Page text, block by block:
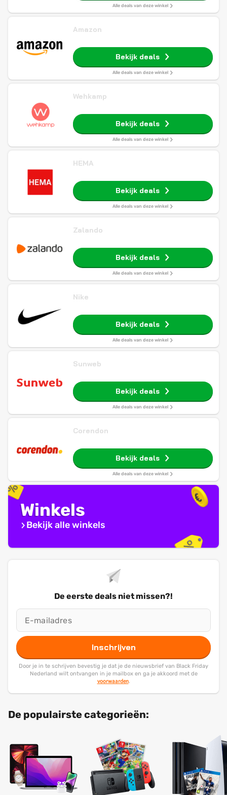
Alle deals van deze winkel
Amazon
Bekijk deals
Alle deals van deze winkel
Wehkamp
Bekijk deals
Alle deals van deze winkel
HEMA
Bekijk deals
Alle deals van deze winkel
Zalando
Bekijk deals
Alle deals van deze winkel
Nike
Bekijk deals
Alle deals van deze winkel
Sunweb
Bekijk deals
Alle deals van deze winkel
Corendon
Bekijk deals
Alle deals van deze winkel
Winkels
Bekijk alle winkels
De eerste deals niet missen?!
Inschrijven
Door je in te schrijven bevestig je dat je de nieuwsbrief van Black Friday
Nederland wilt ontvangen in je mailbox en ga je akkoord met de
voorwaarden.
De populairste categorieën: